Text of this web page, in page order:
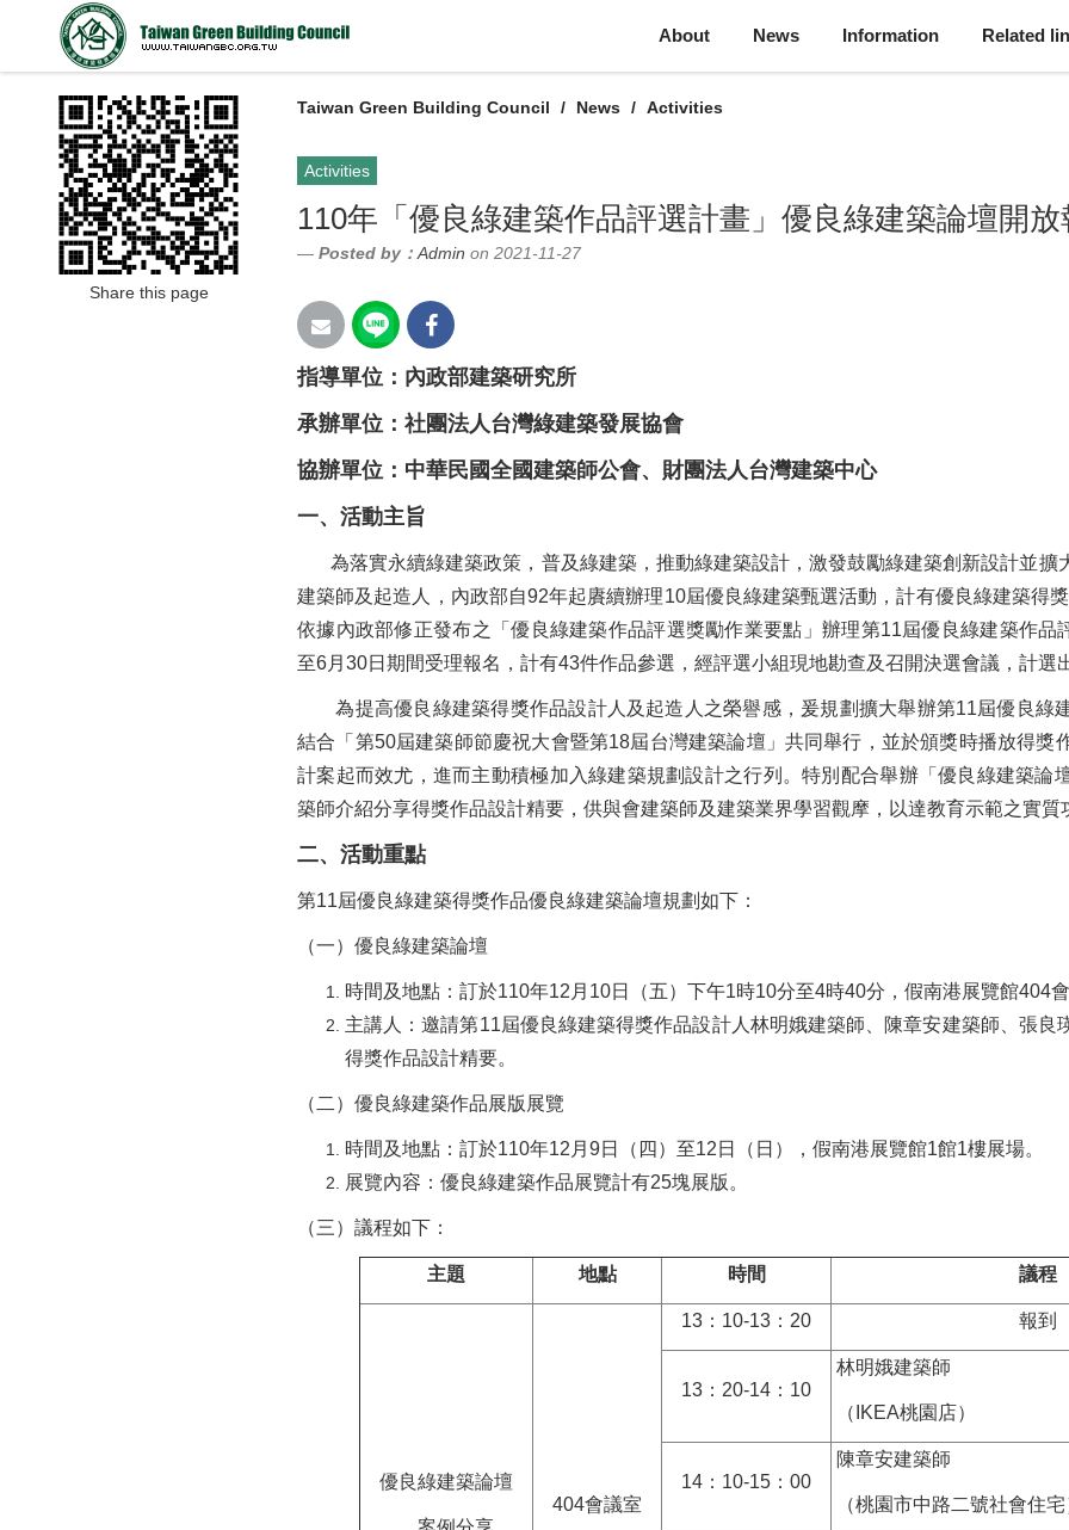
About News Information Related
Taiwan Green Building Council News Activities
Activities
110年「優良綠建築作品評選計畫」優良綠建築論壇開放
Posted by： Admin on 2021-11-27
指導單位：內政部建築研究所
承辦單位：社團法人台灣綠建築發展協會
協辦單位：中華民國全國建築師公會、財團法人台灣建築中心
一、 活動主旨
為落實永續綠建築政策，普及綠建築，推動綠建築設計，激發鼓勵綠建築創新設計並擴
建築師及起造人，內政部自92年起賡續辦理10屆優良綠建築甄選活動，計有優良綠建築得
依據內政部修正發布之「優良綠建築作品評選獎勵作業要點」辦理第11屆優良綠建築作品
至6月30日期間受理報名，計有43件作品參選，經評選小組現地勘查及召開決選會議，計選
為提高優良綠建築得獎作品設計人及起造人之榮譽感，爰規劃擴大舉辦第11屆優良綠
結合「第50屆建築師節慶祝大會暨第18屆台灣建築論壇」共同舉行，並於頒獎時播放得獎
計案起而效尤，進而主動積極加入綠建築規劃設計之行列。特別配合舉辦「優良綠建築論
築師介紹分享得獎作品設計精要，供與會建築師及建築業界學習觀摩，以達教育示範之實質
二、 活動重點
第11屆優良綠建築得獎作品優良綠建築論壇規劃如下：
（一）優良綠建築論壇
時間及地點：訂於110年12月10日（五）下午1時10分至4時40分，假南港展覽館404會
主講人：邀請第11屆優良綠建築得獎作品設計人林明娥建築師、陳章安建築師、張良
得獎作品設計精要。
（二）優良綠建築作品展版展覽
時間及地點：訂於110年12月9日（四）至12日（日），假南港展覽館1館1樓展場。
展覽內容：優良綠建築作品展覽計有25塊展版。
（三）議程如下：
主題 地點 時間 議程
優良綠建築論壇
404會議室
13：10-13：20 報到
13：20-14：10
林明娥建築師
（IKEA桃園店）
14：10-15：00
陳章安建築師
（桃園市中路二號社會住宅
Share this page